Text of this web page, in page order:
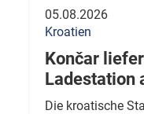
05.08.2026
Kroatien
Končar
Ladestation
Die kroatische